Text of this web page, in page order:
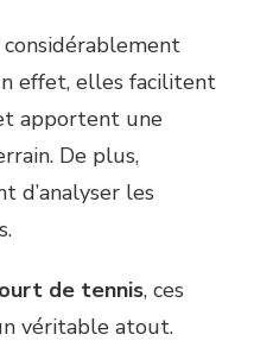
effet, elles facilitent
apportent une
De plus,
d’analyser les
de tennis, ces
véritable atout.